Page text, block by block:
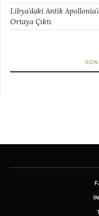
Libya’daki Antik
Ortaya Çıktı
SON